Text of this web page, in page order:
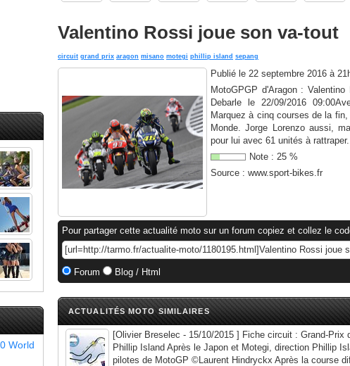
World
Valentino Rossi joue son va-tout
circuit grand prix aragon misano motegi phillip island sepang
Publié le 22 septembre 2016 à
MotoGPGP d'Aragon :
Debarle le 22/09/2016
Marquez à cinq courses de la
Monde. Jorge Lorenzo aussi,
pour lui avec 61 unités à
Note : 25 %
Source : www.sport-bikes.fr
Pour partager cette actualité moto sur un forum copiez et collez le
Forum Blog / Html
ACTUALITÉS MOTO SIMILAIRES
[Olivier Breselec - 15/10/2015 ] Fiche circuit : Grand-Prix
Phillip Island Après le Japon et Motegi, direction Phillip
pilotes de MotoGP ©Laurent Hindryckx Après la course